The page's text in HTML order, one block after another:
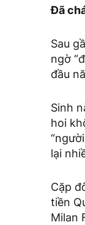
Đã
Sau
ngờ
đầu
Sinh
hoi
lại
Cặp
tiền
Milan